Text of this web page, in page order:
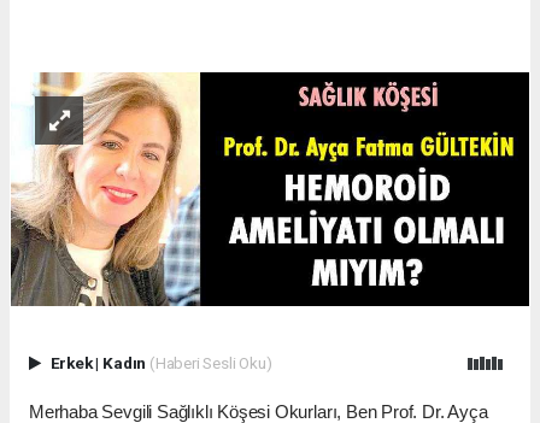
Erkek| Kadın (Haberi Sesli Oku)
Merhaba Sevgili Sağlıklı Köşesi Okurları, Ben Prof. Dr. Ayça